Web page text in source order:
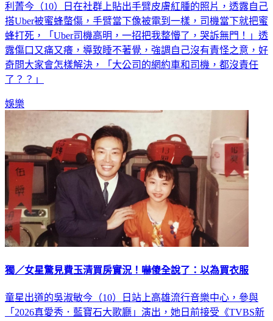
利菁今（10）日在社群上貼出手臂皮膚紅腫的照片，透露自己
搭Uber被蜜蜂螫傷，手臂當下像被電到一樣，司機當下就把蜜
蜂打死，「Uber司機高明，一招把我整懵了，哭訴無門！」透
露傷口又痛又癢，導致睡不著覺，強調自己沒有責怪之意，好
奇問大家會怎樣解決，「大公司的網約車和司機，都沒責任
了？？」
娛樂
獨／女星驚見費玉清買房實況！嚇傻全說了：以為買衣服
童星出道的吳淑敏今（10）日站上高雄流行音樂中心，參與
「2026真愛秀．藍寶石大歌廳」演出，她日前接受《TVBS新